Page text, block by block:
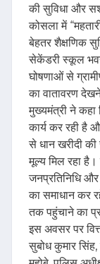
की सुविधा और
कोसला में
बेहतर शैक्षणिक
सेकेंडरी स्कूल भवन
घोषणाओं से
का वातावरण
मुख्यमंत्री ने कहा
कार्य कर रही है
से धान खरीदी
मूल्य मिल रहा
जनप्रतिनिधि
का समाधान कर
तक पहुंचाने का
इस अवसर पर
सुबोध कुमार